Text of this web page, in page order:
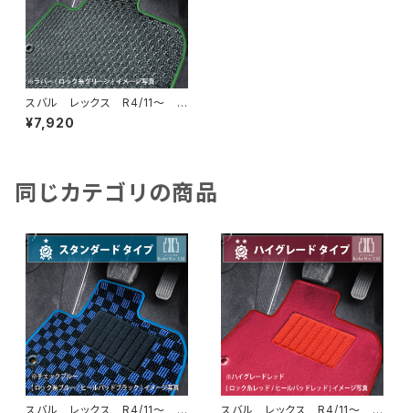
スバル レックス R4/11〜 A
201F フロアマット一式 カー
マット 防水 ラバータイプ
¥7,920
同じカテゴリの商品
スバル レックス R4/11〜 A スバル レックス R4/11〜 A